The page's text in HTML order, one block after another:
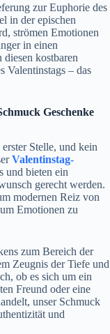
zur Euphorie des
in der epischen
strömen Emotionen
in einen
kostbaren
Valentinstags – das
Geschenke
Stelle, und kein
Valentinstag-
und bieten ein
gerecht werden.
modernen Reiz von
Emotionen zu
zum Bereich der
Zeugnis der Tiefe und
ob es sich um ein
Freund oder eine
unser Schmuck
und